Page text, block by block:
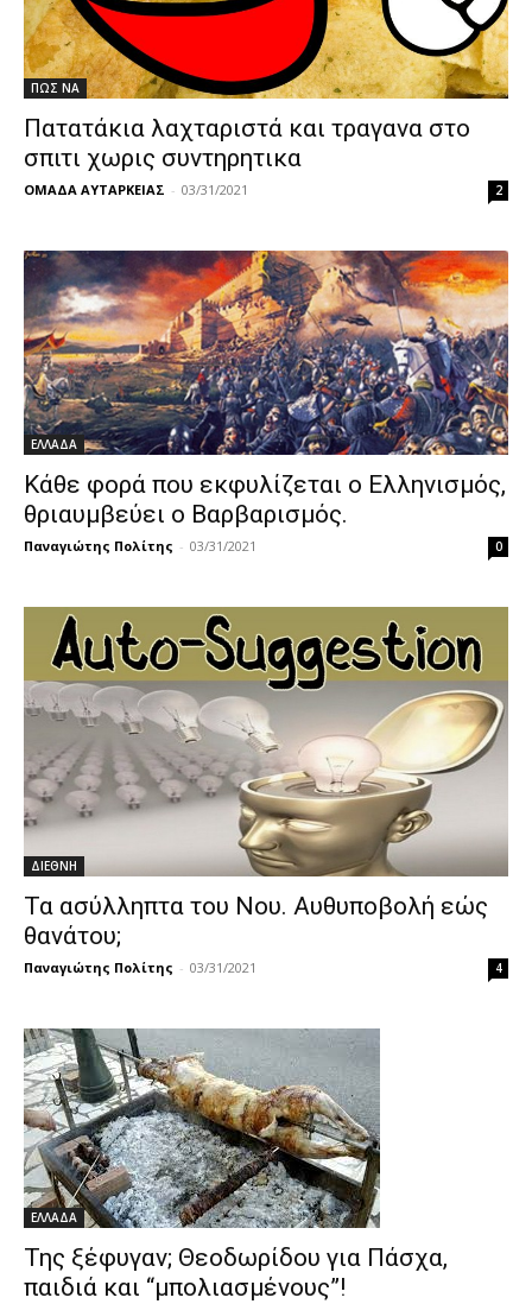
ΠΩΣ ΝΑ
Πατατάκια λαχταριστά και τραγανα στο
σπιτι χωρις συντηρητικα
ΟΜΑΔΑ ΑΥΤΑΡΚΕΙΑΣ - 03/31/2021 2
ΕΛΛΑΔΑ
Κάθε φορά που εκφυλίζεται ο Ελληνισμός,
θριαυμβεύει ο Βαρβαρισμός.
Παναγιώτης Πολίτης - 03/31/2021 0
ΔΙΕΘΝΗ
Τα ασύλληπτα του Νου. Αυθυποβολή εώς
θανάτου;
Παναγιώτης Πολίτης - 03/31/2021 4
ΕΛΛΑΔΑ
Της ξέφυγαν; Θεοδωρίδου για Πάσχα,
παιδιά και “μπολιασμένους”!